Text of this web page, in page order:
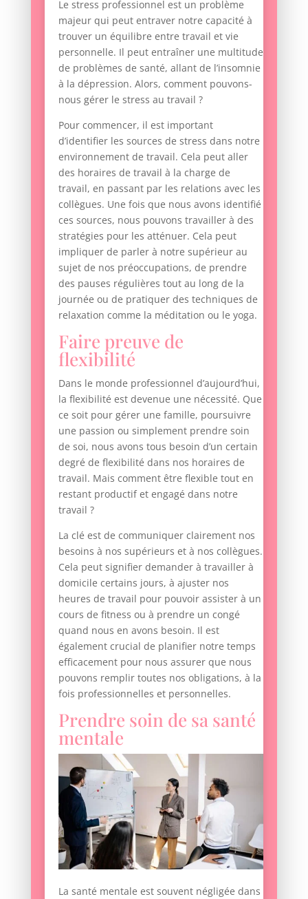
Le stress professionnel est un problème
majeur qui peut entraver notre capacité à
trouver un équilibre entre travail et vie
personnelle. Il peut entraîner une multitude
de problèmes de santé, allant de l’insomnie
à la dépression. Alors, comment pouvons-
nous gérer le stress au travail ?
Pour commencer, il est important
d’identifier les sources de stress dans notre
environnement de travail. Cela peut aller
des horaires de travail à la charge de
travail, en passant par les relations avec les
collègues. Une fois que nous avons identifié
ces sources, nous pouvons travailler à des
stratégies pour les atténuer. Cela peut
impliquer de parler à notre supérieur au
sujet de nos préoccupations, de prendre
des pauses régulières tout au long de la
journée ou de pratiquer des techniques de
relaxation comme la méditation ou le yoga.
Faire preuve de
flexibilité
Dans le monde professionnel d’aujourd’hui,
la flexibilité est devenue une nécessité. Que
ce soit pour gérer une famille, poursuivre
une passion ou simplement prendre soin
de soi, nous avons tous besoin d’un certain
degré de flexibilité dans nos horaires de
travail. Mais comment être flexible tout en
restant productif et engagé dans notre
travail ?
La clé est de communiquer clairement nos
besoins à nos supérieurs et à nos collègues.
Cela peut signifier demander à travailler à
domicile certains jours, à ajuster nos
heures de travail pour pouvoir assister à un
cours de fitness ou à prendre un congé
quand nous en avons besoin. Il est
également crucial de planifier notre temps
efficacement pour nous assurer que nous
pouvons remplir toutes nos obligations, à la
fois professionnelles et personnelles.
Prendre soin de sa santé
mentale
La santé mentale est souvent négligée dans